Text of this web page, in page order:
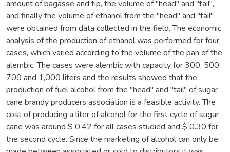
amount of bagasse and tip, the volume of "head" and "tail",
and finally the volume of ethanol from the "head" and "tail"
were obtained from data collected in the field. The economic
analysis of the production of ethanol was performed for four
cases, which varied according to the volume of the pan of the
alembic. The cases were alembic with capacity for 300, 500,
700 and 1,000 liters and the results showed that the
production of fuel alcohol from the "head" and "tail" of sugar
cane brandy producers association is a feasible activity. The
cost of producing a liter of alcohol for the first cycle of sugar
cane was around $ 0.42 for all cases studied and $ 0.30 for
the second cycle. Since the marketing of alcohol can only be